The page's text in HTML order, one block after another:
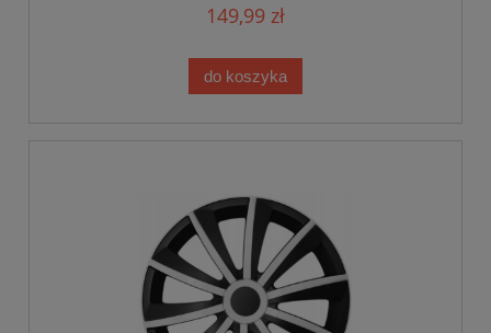
149,99 zł
do koszyka